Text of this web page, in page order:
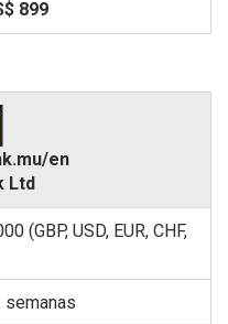
899
en
Ltd
(GBP, USD, EUR, CHF,
semanas